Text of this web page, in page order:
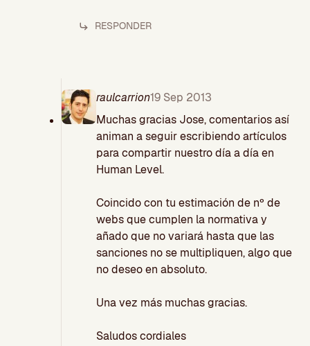
RESPONDER
raulcarrion19 Sep 2013
Muchas gracias Jose, comentarios así
animan a seguir escribiendo artículos
para compartir nuestro día a día en
Human Level.
Coincido con tu estimación de nº de
webs que cumplen la normativa y
añado que no variará hasta que las
sanciones no se multipliquen, algo que
no deseo en absoluto.
Una vez más muchas gracias.
Saludos cordiales